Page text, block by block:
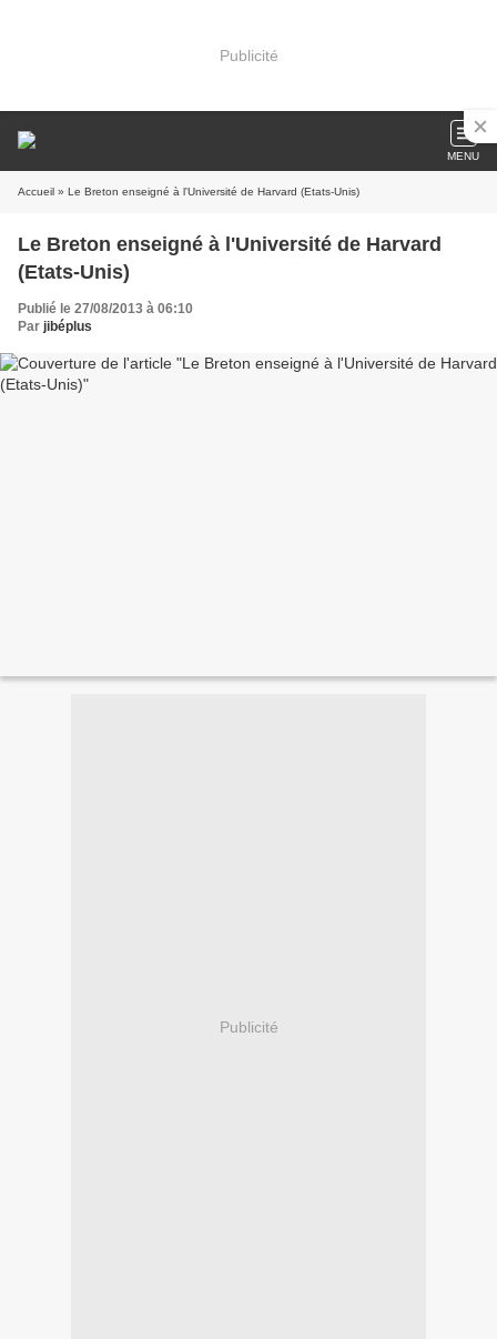
Publicité
MENU
Accueil » Le Breton enseigné à l'Université de Harvard (Etats-Unis)
Le Breton enseigné à l'Université de Harvard
(Etats-Unis)
Publié le 27/08/2013 à 06:10
Par jibéplus
Publicité